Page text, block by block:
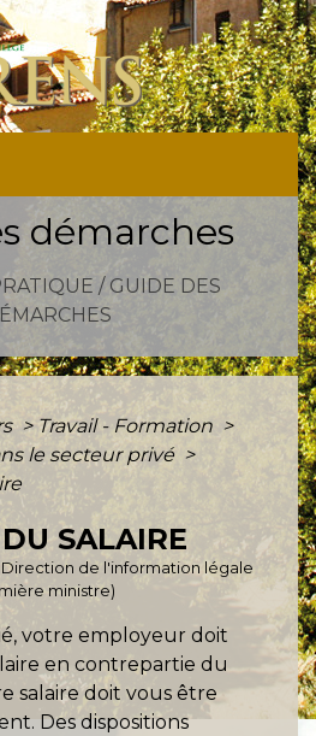
démarches
/ GUIDE DES
> Travail - Formation >
le secteur privé >
SALAIRE
Direction de l'information légale
ministre)
votre employeur doit
en contrepartie du
salaire doit vous être
Des dispositions